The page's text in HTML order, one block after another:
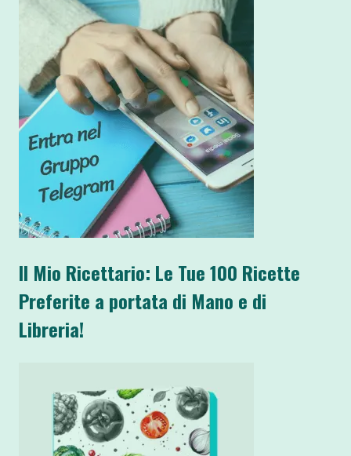
Il Mio Ricettario: Le Tue 100 Ricette
Preferite a portata di Mano e di
Libreria!